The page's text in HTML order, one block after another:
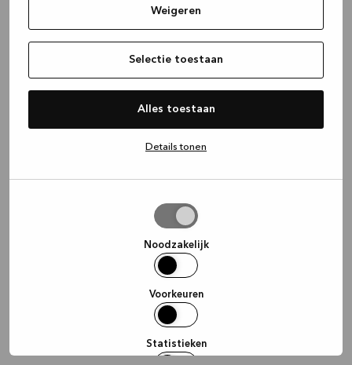
Weigeren
Selectie toestaan
Alles toestaan
Details tonen
Noodzakelijk
Voorkeuren
Statistieken
(see the browser console for more
information).